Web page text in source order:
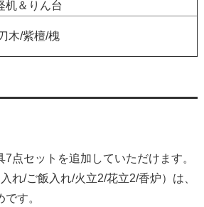
机＆りん台
木/紫檀/槐
点セットを追加していただけます。
れ/ご飯入れ/火立2/花立2/香炉）は、
す。